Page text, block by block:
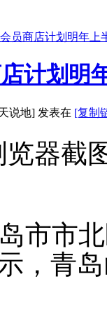
员商店计划明年上
计划明
说地] 发表在 [复制
市北
，青